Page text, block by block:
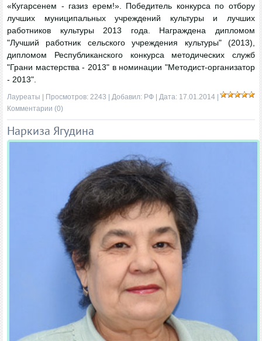
«Кугарсенем - газиз ерем!». Победитель конкурса по отбору
лучших муниципальных учреждений культуры и лучших
работников культуры 2013 года. Награждена дипломом
"Лучший работник сельского учреждения культуры" (2013),
дипломом Республиканского конкурса методических служб
"Грани мастерства - 2013" в номинации "Методист-организатор
- 2013".
Лауреаты | Просмотров: 2243 | Добавил: РФ | Дата: 17.01.2014
Комментарии (0)
Наркиза Ягудина